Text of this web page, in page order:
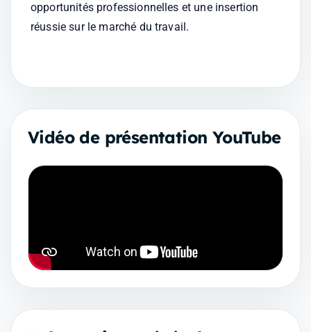
opportunités professionnelles et une insertion
réussie sur le marché du travail.
Vidéo de présentation YouTube